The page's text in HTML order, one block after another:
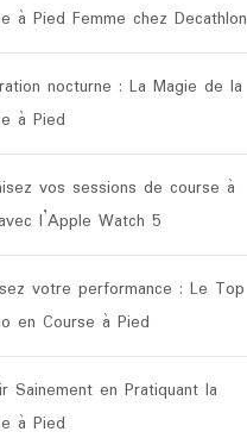
à Pied Femme chez Decathlon
nocturne : La Magie de la
à Pied
vos sessions de course à
l’Apple Watch 5
votre performance : Le Top
en Course à Pied
Sainement en Pratiquant la
à Pied